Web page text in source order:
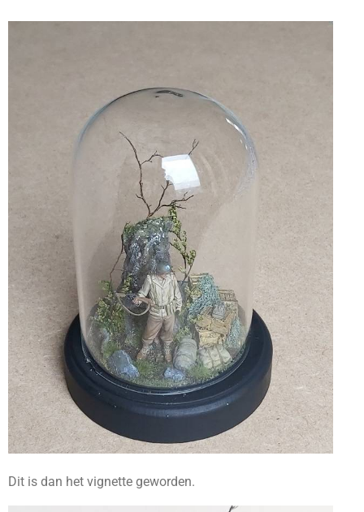
Dit is dan het vignette geworden.